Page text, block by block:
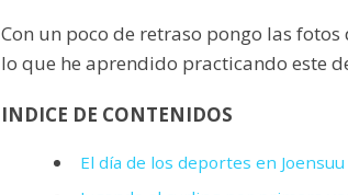
Con un poco de retraso pongo las
lo que he aprendido practicando este
INDICE DE CONTENIDOS
El día de los deportes en Joensuu